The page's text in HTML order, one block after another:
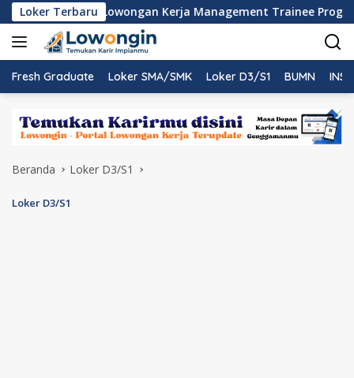
Langsung
ke
konten
Loker TerbaruLowongan Kerja Management Trainee Program
Fresh Graduate Loker SMA/SMK Loker D3/S1 BUMN
Beranda Loker D3/S1
Loker D3/S1